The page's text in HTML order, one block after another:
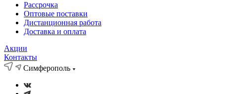
Рассрочка
Оптовые поставки
Дистанционная работа
Доставка и оплата
Акции
Контакты
Симферополь